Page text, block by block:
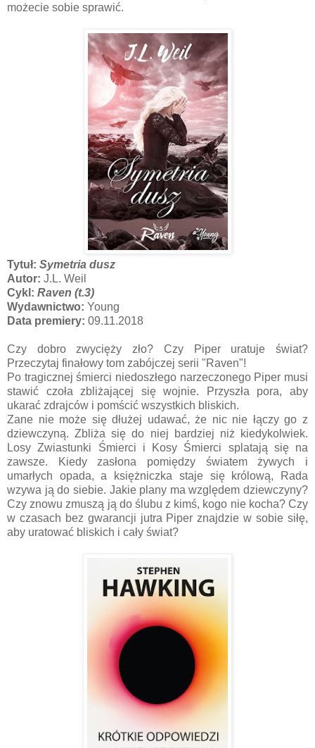
możecie sobie sprawić.
Tytuł: Symetria dusz
Autor: J.L. Weil
Cykl: Raven (t.3)
Wydawnictwo: Young
Data premiery: 09.11.2018
Czy dobro zwycięży zło? Czy Piper uratuje świat?
Przeczytaj finałowy tom zabójczej serii "Raven"!
Po tragicznej śmierci niedoszłego narzeczonego Piper musi
stawić czoła zbliżającej się wojnie. Przyszła pora, aby
ukarać zdrajców i pomścić wszystkich bliskich.
Zane nie może się dłużej udawać, że nic nie łączy go z
dziewczyną. Zbliża się do niej bardziej niż kiedykolwiek.
Losy Zwiastunki Śmierci i Kosy Śmierci splatają się na
zawsze. Kiedy zasłona pomiędzy światem żywych i
umarłych opada, a księżniczka staje się królową, Rada
wzywa ją do siebie. Jakie plany ma względem dziewczyny?
Czy znowu zmuszą ją do ślubu z kimś, kogo nie kocha? Czy
w czasach bez gwarancji jutra Piper znajdzie w sobie siłę,
aby uratować bliskich i cały świat?